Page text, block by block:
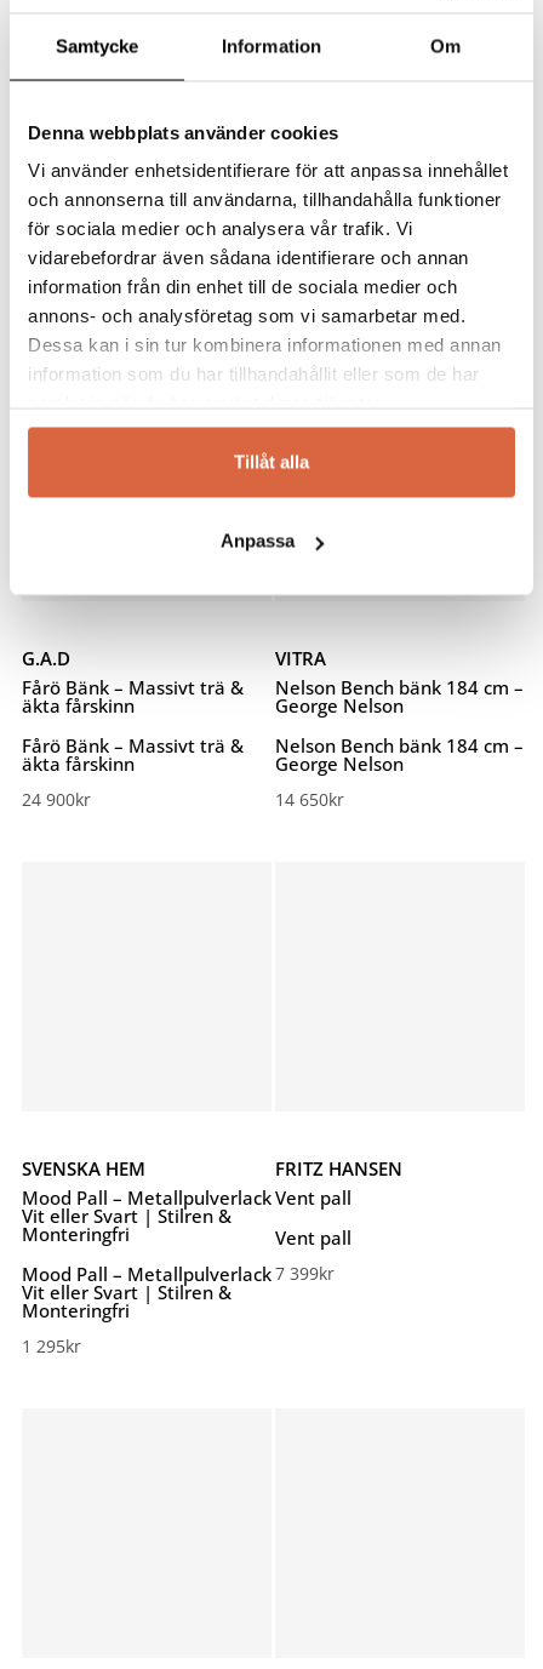
Samtycke Information Om
Denna webbplats använder cookies
Vi använder enhetsidentifierare för att anpassa innehållet
och annonserna till användarna, tillhandahålla funktioner
för sociala medier och analysera vår trafik. Vi
vidarebefordrar även sådana identifierare och annan
information från din enhet till de sociala medier och
annons- och analysföretag som vi samarbetar med.
Dessa kan i sin tur kombinera informationen med annan
information som du har tillhandahållit eller som de har
Tillåt alla
Anpassa
SKINNWILLE
Palle fårskinnspall large
Palle fårskinnspall large
2 925kr
GIVARPS
Enok dubbel bänk 90
Enok dubbel bänk 90
17 670kr
G.A.D
Fårö Bänk – Massivt trä &
äkta fårskinn
Fårö Bänk – Massivt trä &
äkta fårskinn
24 900kr
VITRA
Nelson Bench bänk 184 cm –
George Nelson
Nelson Bench bänk 184 cm –
George Nelson
14 650kr
SVENSKA HEM
Mood Pall – Metallpulverlack
Vit eller Svart | Stilren &
Monteringfri
Mood Pall – Metallpulverlack
Vit eller Svart | Stilren &
Monteringfri
1 295kr
FRITZ HANSEN
Vent pall
Vent pall
7 399kr